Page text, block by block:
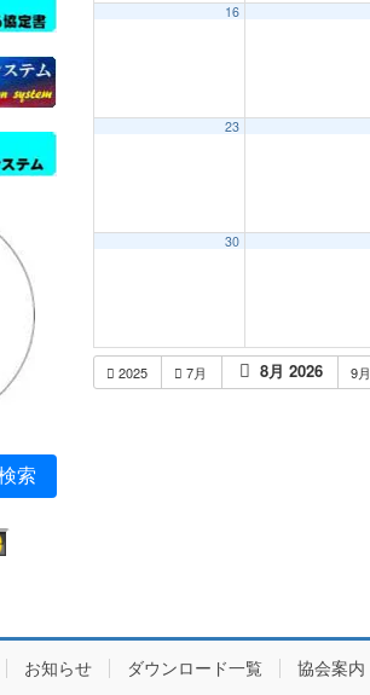
16
23
30
2025 7月 8月 2026 9月
お知らせ ダウンロード一覧 協会案内